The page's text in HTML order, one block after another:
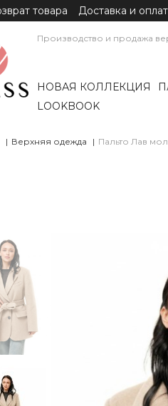
товара Доставка и
Производство и продажа
НОВАЯ КОЛЛЕКЦИЯ
LOOKBOOK
Верхняя одежда Пальто Лав